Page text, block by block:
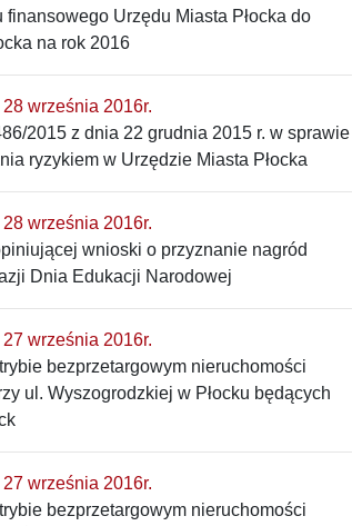
Urzędu Miasta Płocka do
na rok 2016
września 2016r.
2015 z dnia 22 grudnia 2015 r. w sprawie
ryzykiem w Urzędzie Miasta Płocka
września 2016r.
wnioski o przyznanie nagród
Dnia Edukacji Narodowej
września 2016r.
bezprzetargowym nieruchomości
ul. Wyszogrodzkiej w Płocku będących
września 2016r.
bezprzetargowym nieruchomości